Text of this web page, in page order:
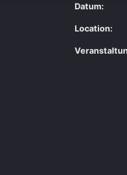
Datum:
Location: